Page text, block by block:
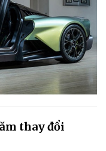
thay đổi